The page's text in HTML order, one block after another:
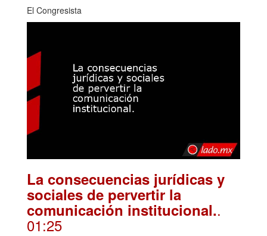
El Congresista
La consecuencias jurídicas y
sociales de pervertir la
comunicación institucional..
01:25